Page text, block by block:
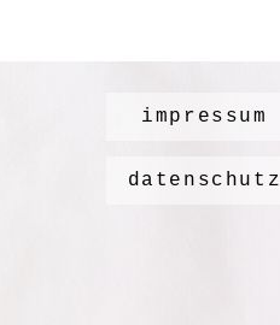
impressum
datenschutz